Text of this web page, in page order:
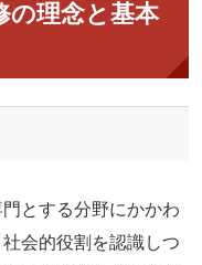
の理念と基本
とする分野にかかわ
会的役割を認識しつ